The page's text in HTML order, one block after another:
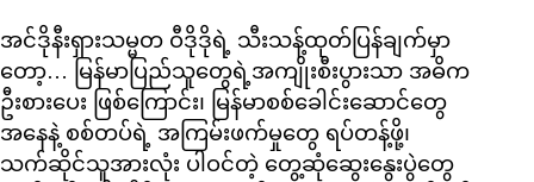
အင်ဒိုနီးရှားသမ္မတ ဝီဒိုဒိုရဲ့ သီးသန့်ထုတ်ပြန်ချက်မှာ
တော့… မြန်မာပြည်သူတွေရဲ့အကျိုးစီးပွားသာ အဓိက
ဦးစားပေး ဖြစ်ကြောင်း၊ မြန်မာစစ်ခေါင်းဆောင်တွေ
အနေနဲ့ စစ်တပ်ရဲ့ အကြမ်းဖက်မှုတွေ ရပ်တန့်ဖို့၊
သက်ဆိုင်သူအားလုံး ပါဝင်တဲ့ တွေ့ဆုံဆွေးနွေးပွဲတွေ